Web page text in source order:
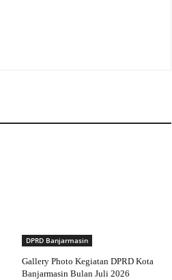
DPRD Banjarmasin
Gallery Photo Kegiatan DPRD Kota
Banjarmasin Bulan Juli 2026